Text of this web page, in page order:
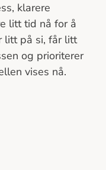
klarere
litt tid nå for å
litt på si, får litt
og prioriterer
vises nå.